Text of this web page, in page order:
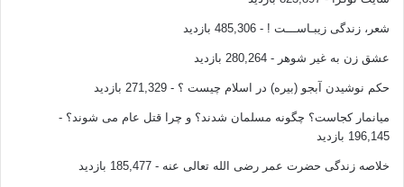
رهگذر نوع برخورد با مخالفان سنجیده می­شود و آزادی کلید حقیقی هر نظام و
خاستگاه هر سازندگی و محک و معیار پیشرفت و عقب ماندگی و یا درستی و
تباهی است، پرونده روابط مسلمانان با دیگر طوایف و پیروان دیگر آیین­ها به
بهترین وجه بر انسانیت اسلام و مسلمانان گوهی می دهد و روشن می کند که
حقوق بشر در طول تاریخ اسلام از چه جایگاه مقدسی برخوردار بوده است؛ چه
تاریخ حادثه ای را سراغ ندارد که در آن مردم یک آبادی یا شهر به دلیل داشتن
آیین مخالف قتل عام شده باشند، آن سان که ملت­های اروپا در گذشته خود به
چنین کارهایی دست می یازیدند، و اکنون نیز دست می زنند، خواه به صورت
مستقیم همانند نابود کردن مردم اندلس یا سرخپوستان و یا دو میلیون نفر
شعر، زندگی زیبـاســـت ! - 485,306 بازدید
عشق زن به غیر شوهر - 280,264 بازدید
حکم نوشیدن آبجو (بیره) در اسلام چیست ؟ - 271,329 بازدید
میانمار کجاست؟ چگونه مسلمان شدند؟ و چرا قتل عام می شوند؟ -
196,145 بازدید
خلاصه زندگی حضرت عمر رضی الله تعالی عنه - 185,477 بازدید